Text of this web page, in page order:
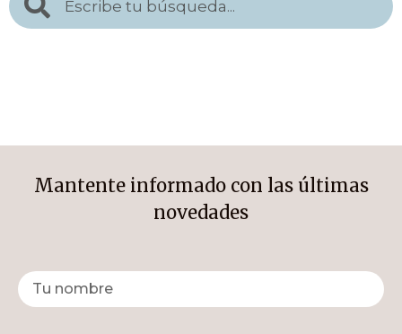
Mantente informado con las últimas
novedades